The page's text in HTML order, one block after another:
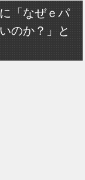
「なぜｅパ
のか？」と